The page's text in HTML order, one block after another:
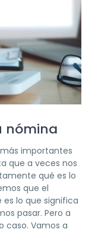
nómina
importantes
que a veces nos
qué es lo
que el
lo que significa
pasar. Pero a
caso. Vamos a